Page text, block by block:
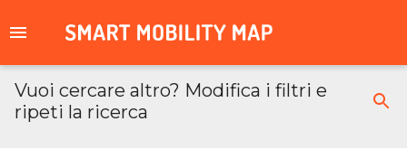
Vuoi cercare altro? Modifica i filtri e
ripeti la ricerca